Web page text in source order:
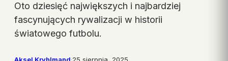
Oto dziesięć największych i najbardziej
fascynujących rywalizacji w historii
światowego futbolu.